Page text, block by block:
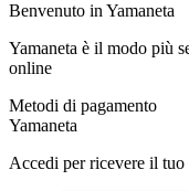
Benvenuto in Yamaneta
Yamaneta è il modo più
online
Metodi di pagamento
Yamaneta
Accedi per ricevere il tuo